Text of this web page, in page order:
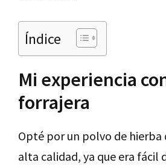
Índice
Mi experiencia
forrajera
Opté por un polvo de hierba
alta calidad, ya que era fácil